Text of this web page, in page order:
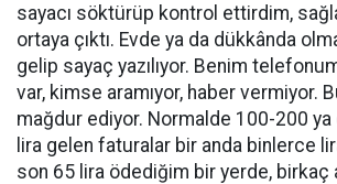
sayacı söktürüp kontrol ettirdim,
ortaya çıktı. Evde ya da dükkânda
gelip sayaç yazılıyor. Benim
var, kimse aramıyor, haber vermiyor.
mağdur ediyor. Normalde 100-200
lira gelen faturalar bir anda binlerce
son 65 lira ödediğim bir yerde, birkaç